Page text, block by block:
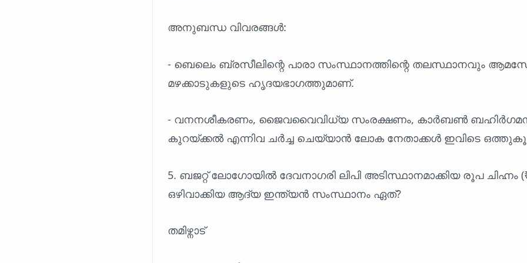
അനുബന്ധ വിവരങ്ങൾ:
- ബെലെം ബ്രസീലിന്റെ പാരാ സംസ്ഥാനത്തിന്റെ തലസ്ഥാനവും
മഴക്കാടുകളുടെ ഹൃദയഭാഗത്തുമാണ്.
- വനനശീകരണം, ജൈവവൈവിധ്യ സംരക്ഷണം, കാർബൺ
കുറയ്ക്കൽ എന്നിവ ചർച്ച ചെയ്യാൻ ലോക നേതാക്കൾ ഇവിടെ
5. ബജറ്റ് ലോഗോയിൽ ദേവനാഗരി ലിപി അടിസ്ഥാനമാക്കിയ രൂപ ചിഹ്നം
ഒഴിവാക്കിയ ആദ്യ ഇന്ത്യൻ സംസ്ഥാനം ഏത്?
തമിഴ്നാട്